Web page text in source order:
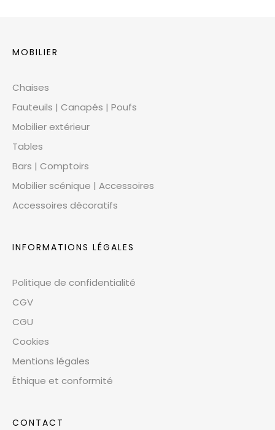
MOBILIER
Chaises
Fauteuils | Canapés | Poufs
Mobilier extérieur
Tables
Bars | Comptoirs
Mobilier scénique | Accessoires
Accessoires décoratifs
INFORMATIONS LÉGALES
Politique de confidentialité
CGV
CGU
Cookies
Mentions légales
Éthique et conformité
CONTACT